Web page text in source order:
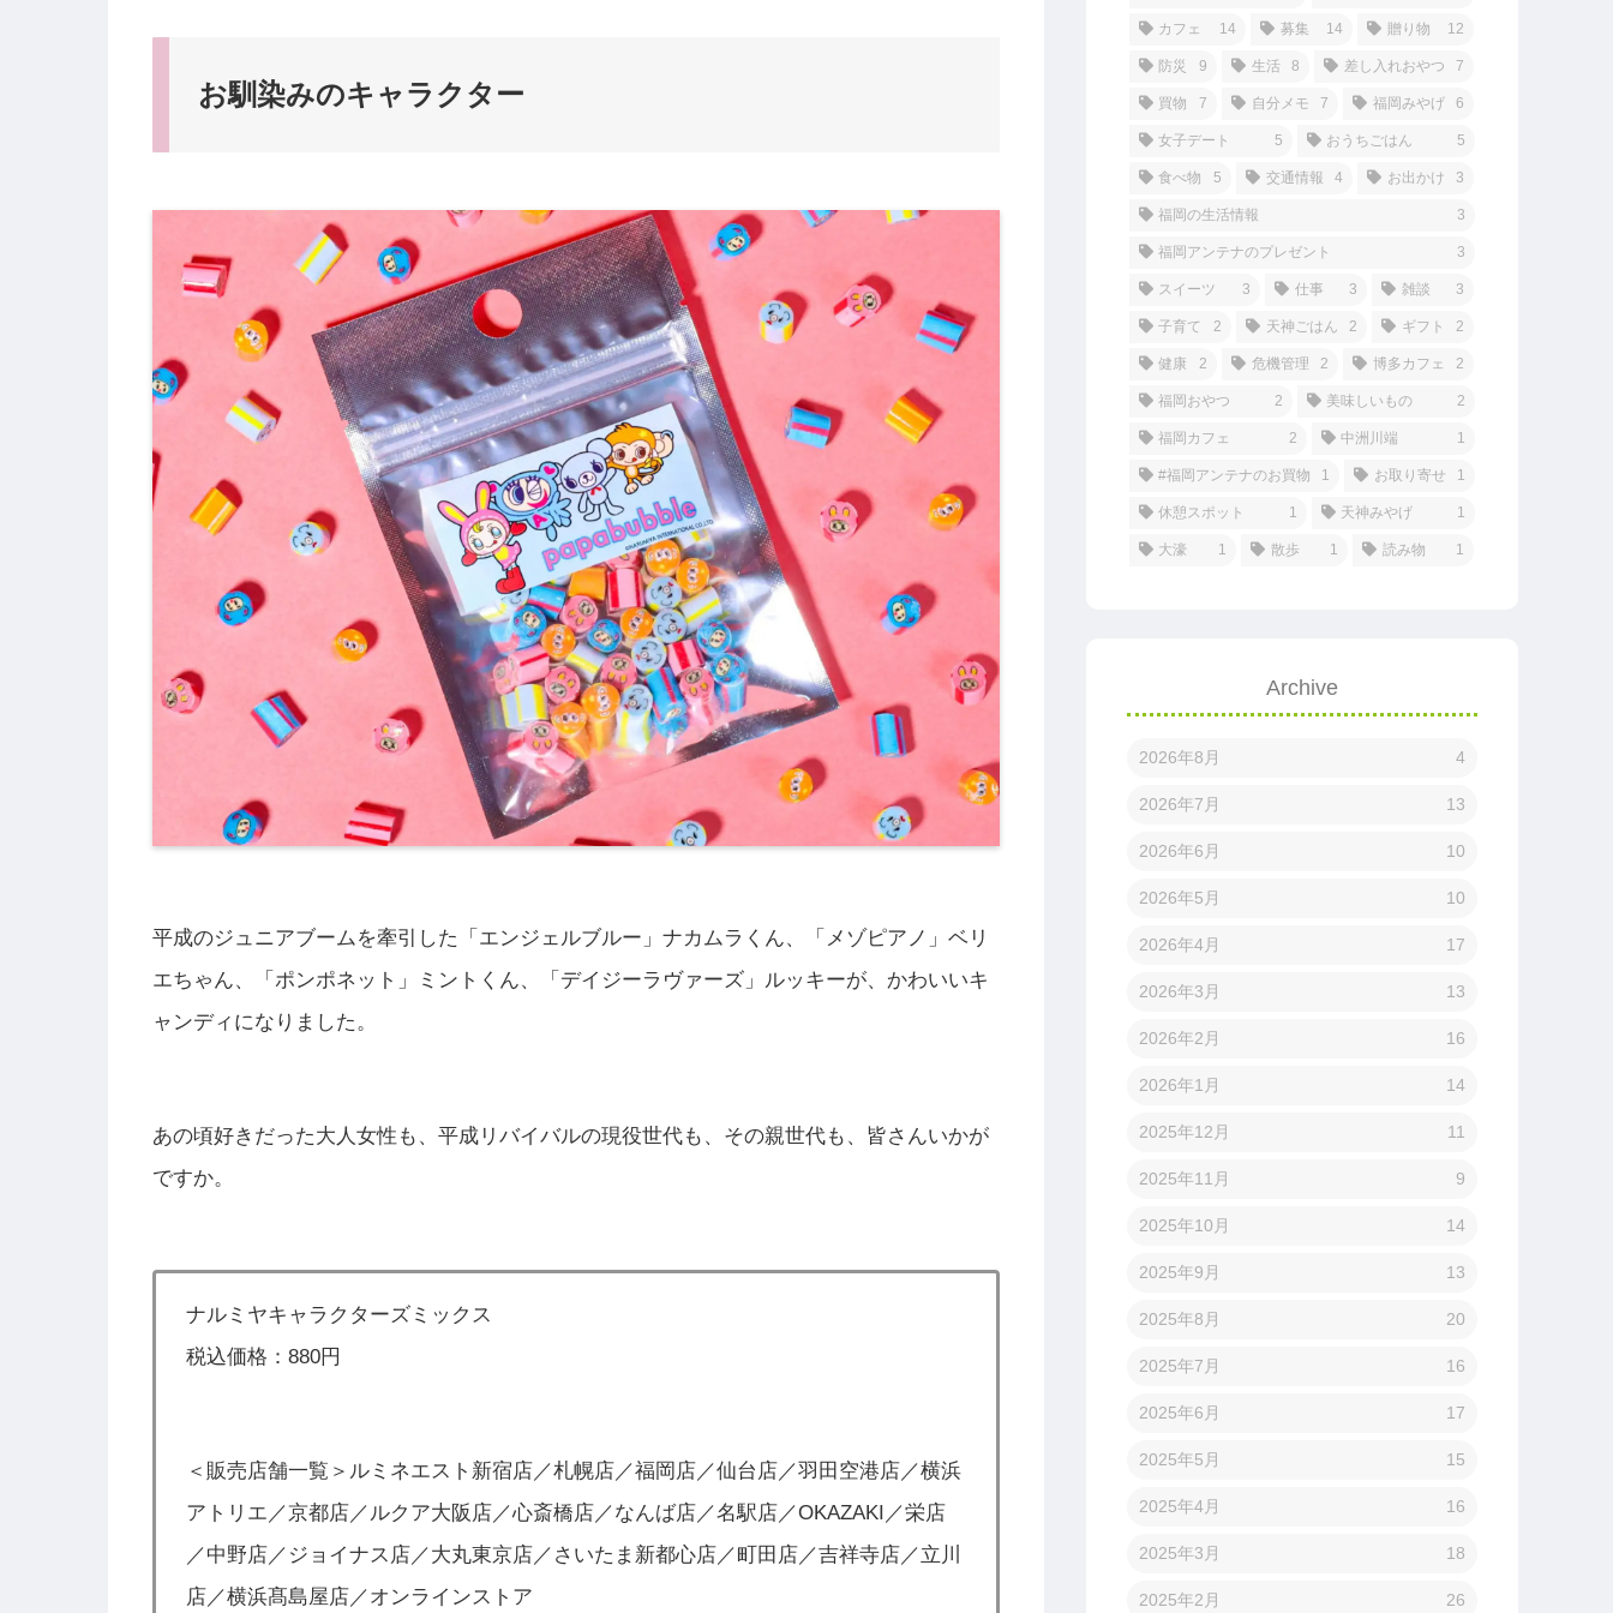
お馴染みのキャラクター
平成のジュニアブームを牽引した「エンジェルブルー」ナカムラくん、「メゾピアノ」ベリ
エちゃん、「ポンポネット」ミントくん、「デイジーラヴァーズ」ルッキーが、かわいいキ
ャンディになりました。
あの頃好きだった大人女性も、平成リバイバルの現役世代も、その親世代も、皆さんいかが
ですか。
ナルミヤキャラクターズミックス
税込価格：880円
＜販売店舗一覧＞ルミネエスト新宿店／札幌店／福岡店／仙台店／羽田空港店／横浜
アトリエ／京都店／ルクア大阪店／心斎橋店／なんば店／名駅店／OKAZAKI／栄店
／中野店／ジョイナス店／大丸東京店／さいたま新都心店／町田店／吉祥寺店／立川
店／横浜髙島屋店／オンラインストア
カフェ 14 募集 14 贈り物 12
防災 9 生活 8 差し入れおやつ 7
買物 7 自分メモ 7 福岡みやげ 6
女子デート 5 おうちごはん 5
食べ物 5 交通情報 4 お出かけ 3
福岡の生活情報 3
福岡アンテナのプレゼント 3
スイーツ 3 仕事 3 雑談 3
子育て 2 天神ごはん 2 ギフト 2
健康 2 危機管理 2 博多カフェ 2
福岡おやつ 2 美味しいもの 2
福岡カフェ 2 中洲川端 1
#福岡アンテナのお買物 1 お取り寄せ 1
休憩スポット 1 天神みやげ 1
大濠 1 散歩 1 読み物 1
Archive
2026年8月 4
2026年7月 13
2026年6月 10
2026年5月 10
2026年4月 17
2026年3月 13
2026年2月 16
2026年1月 14
2025年12月 11
2025年11月 9
2025年10月 14
2025年9月 13
2025年8月 20
2025年7月 16
2025年6月 17
2025年5月 15
2025年4月 16
2025年3月 18
2025年2月 26